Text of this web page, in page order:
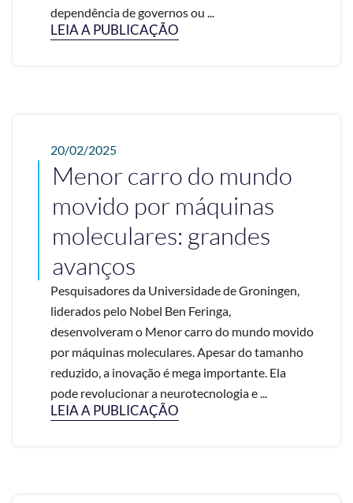
dependência de governos ou ...
LEIA A PUBLICAÇÃO
20/02/2025
Menor carro do mundo
movido por máquinas
moleculares: grandes
avanços
Pesquisadores da Universidade de Groningen,
liderados pelo Nobel Ben Feringa,
desenvolveram o Menor carro do mundo movido
por máquinas moleculares. Apesar do tamanho
reduzido, a inovação é mega importante. Ela
pode revolucionar a neurotecnologia e ...
LEIA A PUBLICAÇÃO